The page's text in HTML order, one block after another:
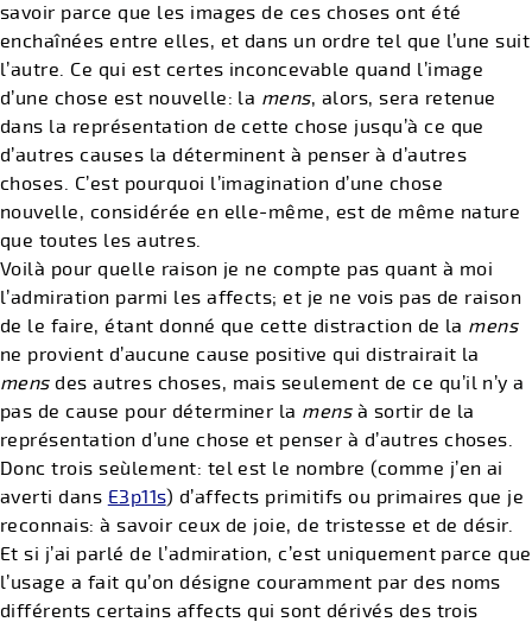
savoir parce que les images de ces choses ont été
enchaînées entre elles, et dans un ordre tel que l’une suit
l’autre. Ce qui est certes inconcevable quand l’image
d’une chose est nouvelle: la mens, alors, sera retenue
dans la représentation de cette chose jusqu’à ce que
d’autres causes la déterminent à penser à d’autres
choses. C’est pourquoi l’imagination d’une chose
nouvelle, considérée en elle-même, est de même nature
que toutes les autres.
Voilà pour quelle raison je ne compte pas quant à moi
l’admiration parmi les affects; et je ne vois pas de raison
de le faire, étant donné que cette distraction de la mens
ne provient d’aucune cause positive qui distrairait la
mensdes autres choses, mais seulement de ce qu’il n’y a
pas de cause pour déterminer la mensà sortir de la
représentation d’une chose et penser à d’autres choses.
Donc trois seùlement: tel est le nombre (comme j’en ai
averti dans E3p11s) d’affects primitifs ou primaires que je
reconnais: à savoir ceux de joie, de tristesse et de désir.
Et si j’ai parlé de l’admiration, c’est uniquement parce que
l’usage a fait qu’on désigne couramment par des noms
différents certains affects qui sont dérivés des trois